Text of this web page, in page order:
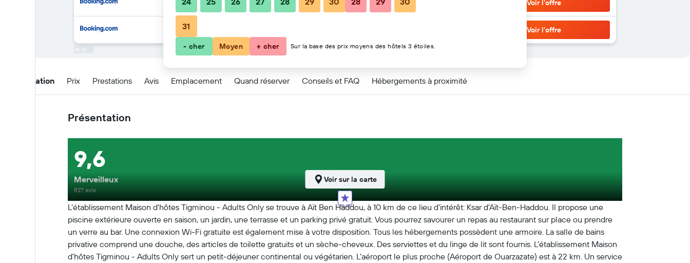
88 € Voir l’offre
Voir l’offre
Présentation Prix Prestations Avis Emplacement Quand réserver Conseils et FAQ Hébergements à proximité
Présentation
L’établissement Maison d'hôtes Tigminou - Adults Only se trouve à Aït Ben Haddou, à 10 km de ce lieu d’intérêt: Ksar d'Aït-Ben-Haddou. Il propose une
piscine extérieure ouverte en saison, un jardin, une terrasse et un parking privé gratuit. Vous pourrez savourer un repas au restaurant sur place ou prendre
un verre au bar. Une connexion Wi-Fi gratuite est également mise à votre disposition. Tous les hébergements possèdent une armoire. La salle de bains
privative comprend une douche, des articles de toilette gratuits et un sèche-cheveux. Des serviettes et du linge de lit sont fournis. L’établissement Maison
d'hôtes Tigminou - Adults Only sert un petit-déjeuner continental ou végétarien. L'aéroport le plus proche (Aéroport de Ouarzazate) est à 22 km. Un service
9,6
Merveilleux
827 avis
Voir sur la carte
31
- cher Moyen + cher Sur la base des prix moyens des hôtels 3 étoiles.